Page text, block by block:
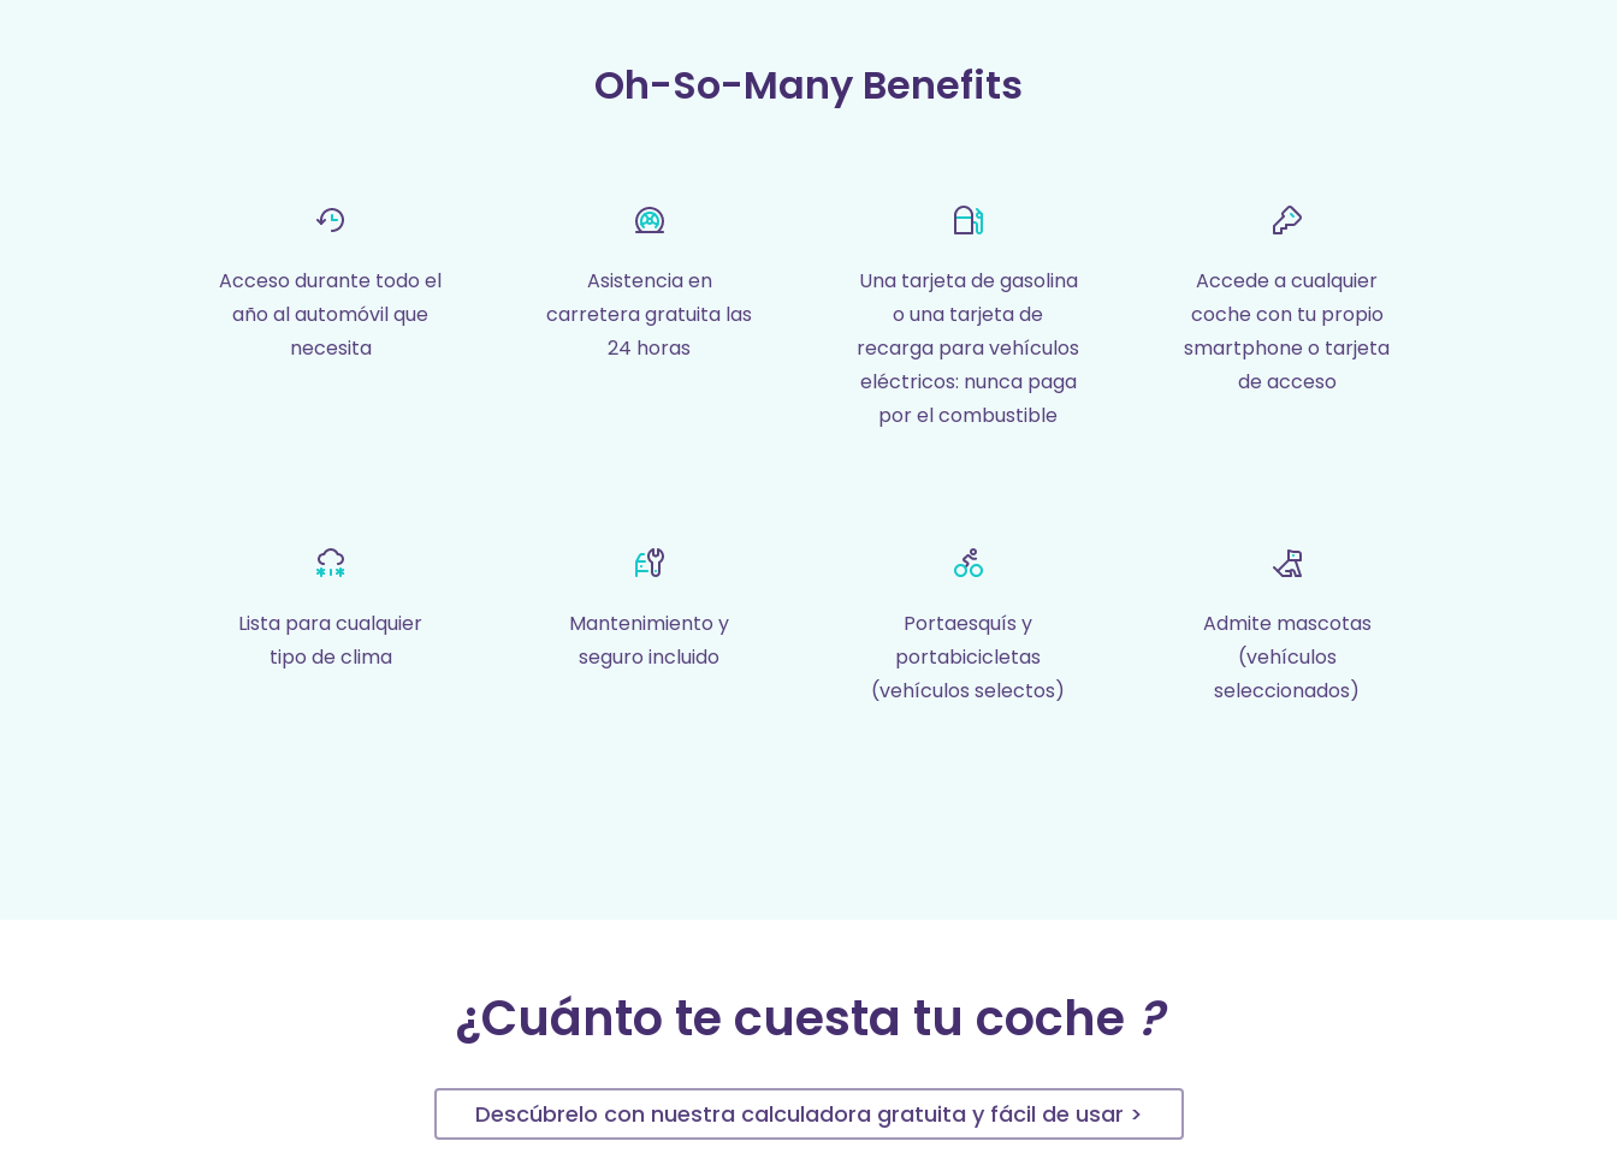
Oh-So-Many Benefits
Acceso durante todo el
año al automóvil que
necesita
Asistencia en
carretera gratuita las
24 horas
Una tarjeta de gasolina
o una tarjeta de
recarga para vehículos
eléctricos: nunca paga
por el combustible
Accede a cualquier
coche con tu propio
smartphone o tarjeta
de acceso
Lista para cualquier
tipo de clima
Mantenimiento y
seguro incluido
Portaesquís y
portabicicletas
(vehículos selectos)
Admite mascotas
(vehículos
seleccionados)
¿Cuánto te cuesta tu coche ?
Descúbrelo con nuestra calculadora gratuita y fácil de usar >